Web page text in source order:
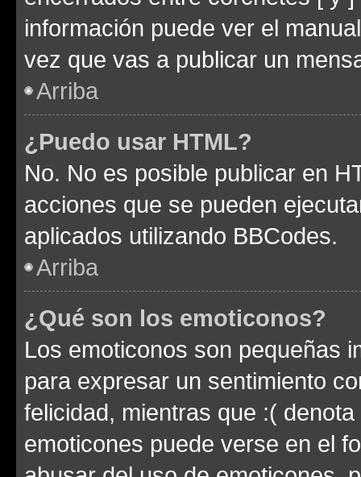
información puede ver el
vez que vas a publicar un
Arriba
¿Puedo usar HTML?
No. No es posible publicar en
acciones que se pueden
aplicados utilizando BBCodes.
Arriba
¿Qué son los emoticonos?
Los emoticonos son pequeñas
para expresar un sentimiento
felicidad, mientras que :(
emoticones puede verse en el